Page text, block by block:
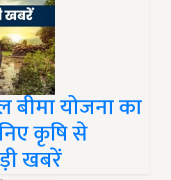
बीमा योजना का
कृषि से
खबरें